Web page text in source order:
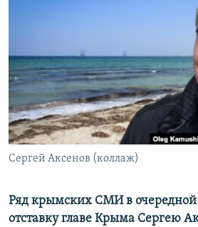
ПОБЕДИТЕЛЕЙ НЕ СУДЯТ?
КРЫМ.НЕПОКОРЕННЫЙ
ELIFBE
УКРАИНСКАЯ ПРОБЛЕМА КРЫМА
ПРИСОЕДИНЯЙТЕСЬ!
Все сайты RFE/RL
Сергей Аксенов (коллаж)
Ряд крымских СМИ в очередной
отставку главе Крыма Сергею